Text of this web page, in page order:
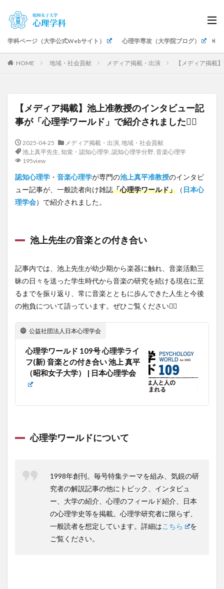
学科ページ（大学公式Webサイト） 心理学専攻（大学院ブログ）
HOME 地域・社会貢献 メディア掲載・出演 【メディア掲載
【メディア掲載】池上准教授のインタビュー記
事が「心理学ワールド」で紹介されました💁‍♀️
2025-04-25 メディア掲載・出演, 地域・社会貢献
池上真平先生, 知覚・認知心理学, 認知心理学分野, 音楽心理学
195view
認知心理学 ・ 音楽心理学が専門の池上真平准教授のインタビ
ュー記事が、一般読者向け雑誌「心理学ワールド」 （ 日本心
理学会）で紹介されました。
池上先生の音楽との付き合い
記事内では、池上先生が幼少期から楽器に触れ、音楽活動三
昧の日々を送った学生時代から音楽の研究を続ける現在に至
るまでを振り返り、常に音楽とともに歩んできた人生と今後
の抱負について語っています。ぜひご覧ください💁‍♀️
公益社団法人日本心理学会
心理学ワールド 109号 心理学ライ
フ(新) 音楽との付き合い 池上 真平
（昭和女子大学） | 日本心理学会
心理学ワールドについて
1998年創刊。毎号特集テーマを組み、気鋭の研
究者の解説記事の他にトピック、インタビュ
ー、大学の紹介、心理のフィールド紹介、日本
の心理学史等を掲載。心理学研究者に限らず、
一般読者を想定しています。詳細はこちら
を
ご覧ください。